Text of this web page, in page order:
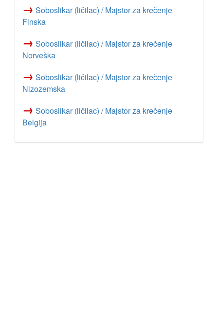
→ Soboslikar (ličilac) / Majstor za krečenje
Finska
→ Soboslikar (ličilac) / Majstor za krečenje
Norveška
→ Soboslikar (ličilac) / Majstor za krečenje
Nizozemska
→ Soboslikar (ličilac) / Majstor za krečenje
Belgija